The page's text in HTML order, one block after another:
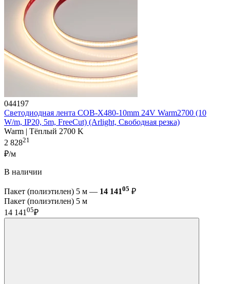
044197
Светодиодная лента COB-X480-10mm 24V Warm2700 (10
W/m, IP20, 5m, FreeCut) (Arlight, Свободная резка)
Warm | Тёплый 2700 K
2 82821
₽/м
В наличии
Пакет (полиэтилен) 5 м — 14 14105 ₽
Пакет (полиэтилен) 5 м
14 141 05₽